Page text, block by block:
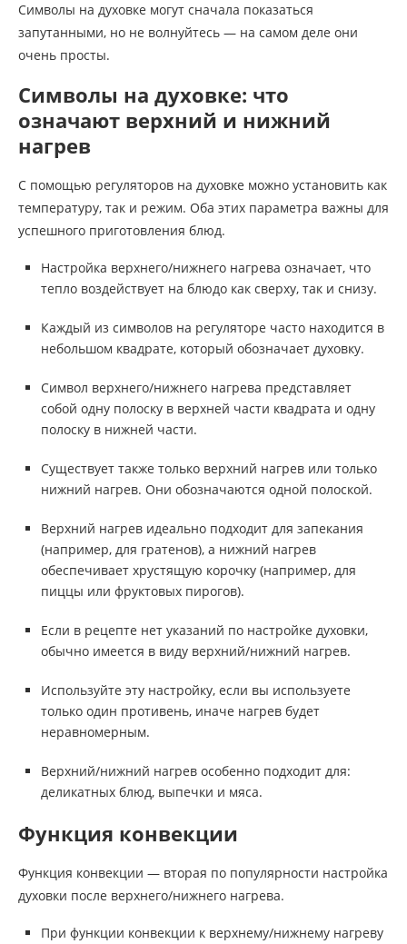
Символы на духовке могут сначала показаться
запутанными, но не волнуйтесь — на самом деле они
очень просты.
Символы на духовке: что
означают верхний и нижний
нагрев
С помощью регуляторов на духовке можно установить как
температуру, так и режим. Оба этих параметра важны для
успешного приготовления блюд.
Настройка верхнего/нижнего нагрева означает, что
тепло воздействует на блюдо как сверху, так и снизу.
Каждый из символов на регуляторе часто находится в
небольшом квадрате, который обозначает духовку.
Символ верхнего/нижнего нагрева представляет
собой одну полоску в верхней части квадрата и одну
полоску в нижней части.
Существует также только верхний нагрев или только
нижний нагрев. Они обозначаются одной полоской.
Верхний нагрев идеально подходит для запекания
(например, для гратенов), а нижний нагрев
обеспечивает хрустящую корочку (например, для
пиццы или фруктовых пирогов).
Если в рецепте нет указаний по настройке духовки,
обычно имеется в виду верхний/нижний нагрев.
Используйте эту настройку, если вы используете
только один противень, иначе нагрев будет
неравномерным.
Верхний/нижний нагрев особенно подходит для:
деликатных блюд, выпечки и мяса.
Функция конвекции
Функция конвекции — вторая по популярности настройка
духовки после верхнего/нижнего нагрева.
При функции конвекции к верхнему/нижнему нагреву